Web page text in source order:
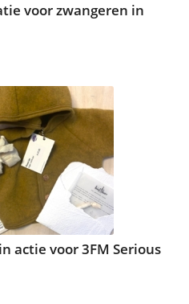
voor zwangeren in
actie voor 3FM Serious